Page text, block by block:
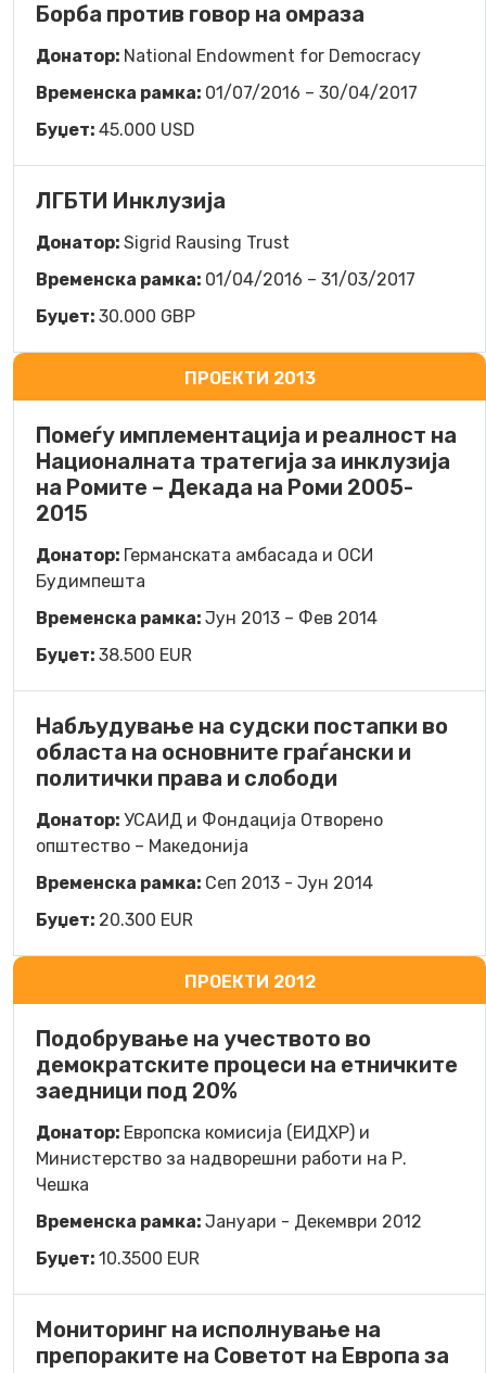
Борба против говор на омраза
Донатор: National Endowment for Democracy
Временска рамка: 01/07/2016 – 30/04/2017
Буџет: 45.000 USD
ЛГБТИ Инклузија
Донатор: Sigrid Rausing Trust
Временска рамка: 01/04/2016 – 31/03/2017
Буџет: 30.000 GBP
ПРОЕКТИ 2013
Помеѓу имплементација и реалност на
Националната тратегија за инклузија
на Ромите – Декада на Роми 2005-
2015
Донатор: Германската амбасада и ОСИ
Будимпешта
Временска рамка: Јун 2013 – Фев 2014
Буџет: 38.500 EUR
Набљудување на судски постапки во
областа на основните граѓански и
политички права и слободи
Донатор: УСАИД и Фондација Отворено
општество – Македонија
Временска рамка: Сеп 2013 - Јун 2014
Буџет: 20.300 EUR
ПРОЕКТИ 2012
Подобрување на учеството во
демократските процеси на етничките
заедници под 20%
Донатор: Европска комисија (ЕИДХР) и
Министерство за надворешни работи на Р.
Чешка
Временска рамка: Јануари - Декември 2012
Буџет: 10.3500 EUR
Мониторинг на исполнување на
препораките на Советот на Европа за